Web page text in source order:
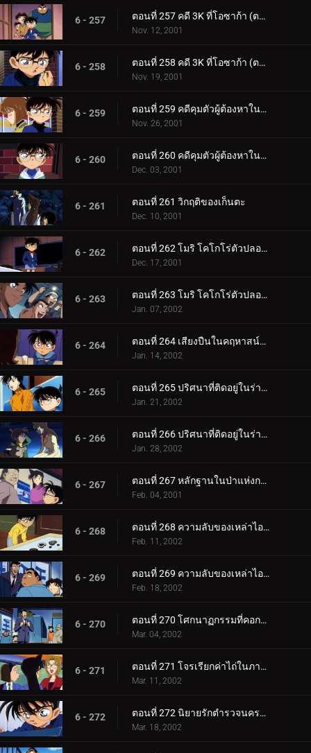
6 - 257 ตอนที่ 257 คดี 3K ที่โอซาก้า (ตอนแรก)
Nov. 12, 2001
6 - 258 ตอนที่ 258 คดี 3K ที่โอซาก้า (ตอนจบ)
Nov. 19, 2001
6 - 259 ตอนที่ 259 คดีคุมตัวผู้ต้องหาในชินดันเซ็น (ตอนแรก)
Nov. 26, 2001
6 - 260 ตอนที่ 260 คดีคุมตัวผู้ต้องหาในชินดันเซ็น (ตอนจบ)
Dec. 03, 2001
6 - 261 ตอนที่ 261 วิกฤติของเก็นตะ
Dec. 10, 2001
6 - 262 ตอนที่ 262 โมริ โคโกโร่ตัวปลอม (ตอนแรก)
Dec. 17, 2001
6 - 263 ตอนที่ 263 โมริ โคโกโร่ตัวปลอม (ตอนจบ)
Jan. 07, 2002
6 - 264 ตอนที่ 264 เสียงปืนในคฤหาสน์ทานตะวัน
Jan. 14, 2002
6 - 265 ตอนที่ 265 ปริศนาที่ติดอยู่ในร่างแห (ตอนแรก)
Jan. 21, 2002
6 - 266 ตอนที่ 266 ปริศนาที่ติดอยู่ในร่างแห (ตอนจบ)
Jan. 28, 2002
6 - 267 ตอนที่ 267 หลักฐานในป่าแห่งการเยียวยา
Feb. 04, 2001
6 - 268 ตอนที่ 268 ความลับของเหล่าไอด้อล (ตอนแรก)
Feb. 11, 2002
6 - 269 ตอนที่ 269 ความลับของเหล่าไอด้อล (ตอนจบ)
Feb. 18, 2002
6 - 270 ตอนที่ 270 โศกนาฏกรรมที่คอกม้า OK
Mar. 04, 2002
6 - 271 ตอนที่ 271 โจรเรียกค่าไถ่ในภาพวาด
Mar. 11, 2002
6 - 272 ตอนที่ 272 นิยายรักตำรวจนครบาล ภาค 4 (ตอนแรก)
Mar. 18, 2002